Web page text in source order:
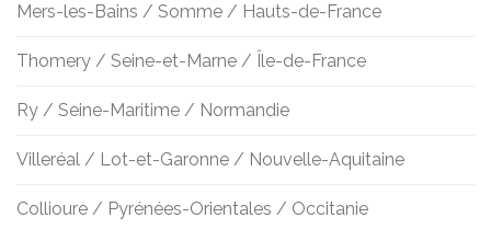
Mers-les-Bains / Somme / Hauts-de-France
Thomery / Seine-et-Marne / Île-de-France
Ry / Seine-Maritime / Normandie
Villeréal / Lot-et-Garonne / Nouvelle-Aquitaine
Collioure / Pyrénées-Orientales / Occitanie